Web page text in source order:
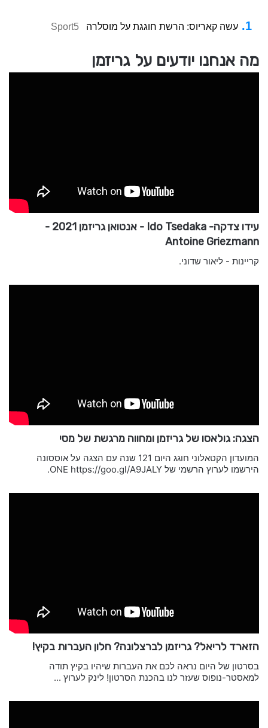
עשה קאריוס: הרשת חוגגת על מוסלרה Sport5
מה אנחנו יודעים על גריזמן
עידו צדקה- Ido Tsedaka - אנטואן גריזמן 2021 -
Antoine Griezmann
קריינות - ליאור שדוני.
הצגה: גולאסו של גריזמן ומחווה מרגשת של מסי
המועדון הקטאלוני חוגג היום 121 שנה עם הצגה על אוססונה
הירשמו לערוץ הרשמי של ONE https://goo.gl/A9JALY.
הזארד לריאל? גריזמן לברצלונה? חלון העברות בקיץ!
בסרטון של היום נראה לכם את העברות שיהיו בקיץ תודה
למאסטר-נופוס שעזר לנו בהכנת הסרטון! לינק לערוץ ...